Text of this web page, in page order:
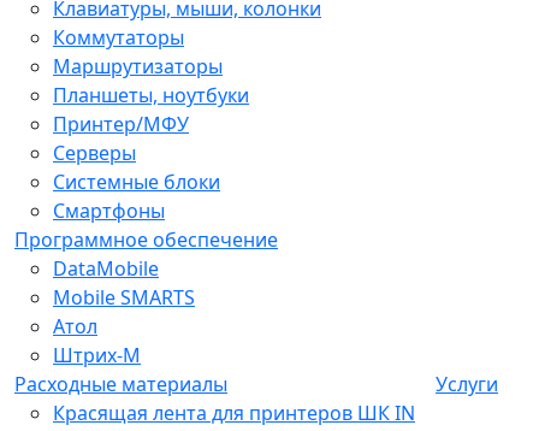
Клавиатуры, мыши, колонки
Коммутаторы
Маршрутизаторы
Планшеты, ноутбуки
Принтер/МФУ
Серверы
Системные блоки
Смартфоны
Программное обеспечение
DataMobile
Mobile SMARTS
Атол
Штрих-М
Расходные материалы
Красящая лента для принтеров ШК IN
Услуги